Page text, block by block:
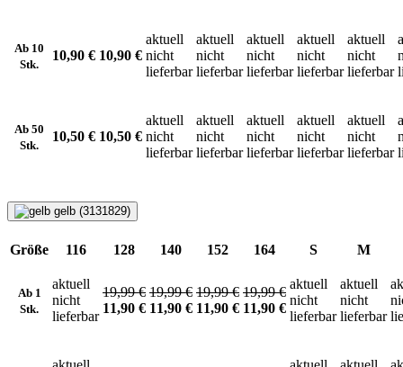
Ab 10
Stk.
10,90 € 10,90 €
aktuell
nicht
lieferbar
aktuell
nicht
lieferbar
aktuell
nicht
lieferbar
aktuell
nicht
lieferbar
aktuell
nicht
lieferbar
Ab 50
Stk.
10,50 € 10,50 €
aktuell
nicht
lieferbar
aktuell
nicht
lieferbar
aktuell
nicht
lieferbar
aktuell
nicht
lieferbar
aktuell
nicht
lieferbar
gelb (3131829)
Größe 116 128 140 152 164 S M
Ab 1
Stk.
aktuell
nicht
lieferbar
19,99 €
11,90 €
19,99 €
11,90 €
19,99 €
11,90 €
19,99 €
11,90 €
aktuell
nicht
lieferbar
aktuell
nicht
lieferbar